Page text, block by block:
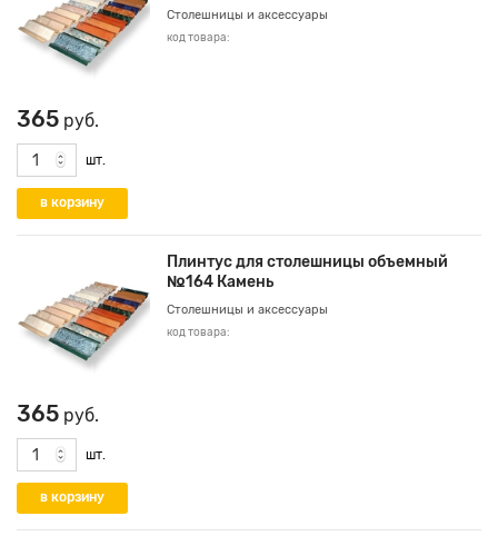
Столешницы и аксессуары
код товара:
365 руб.
шт.
Плинтус для столешницы объемный
№164 Камень
Столешницы и аксессуары
код товара:
365 руб.
шт.